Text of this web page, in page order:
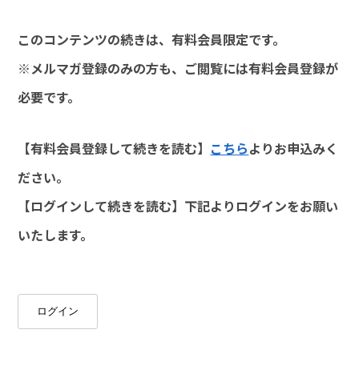
このコンテンツの続きは、有料会員限定です。
※メルマガ登録のみの方も、ご閲覧には有料会員登録が
必要です。
【有料会員登録して続きを読む】 こちらよりお申込みく
ださい。
【ログインして続きを読む】下記よりログインをお願い
いたします。
ログイン